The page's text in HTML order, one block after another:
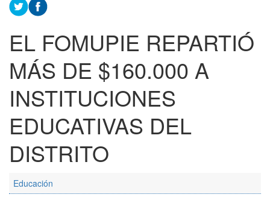
EL FOMUPIE REPARTIÓ
MÁS DE $160.000 A
INSTITUCIONES
EDUCATIVAS DEL
DISTRITO
Educación